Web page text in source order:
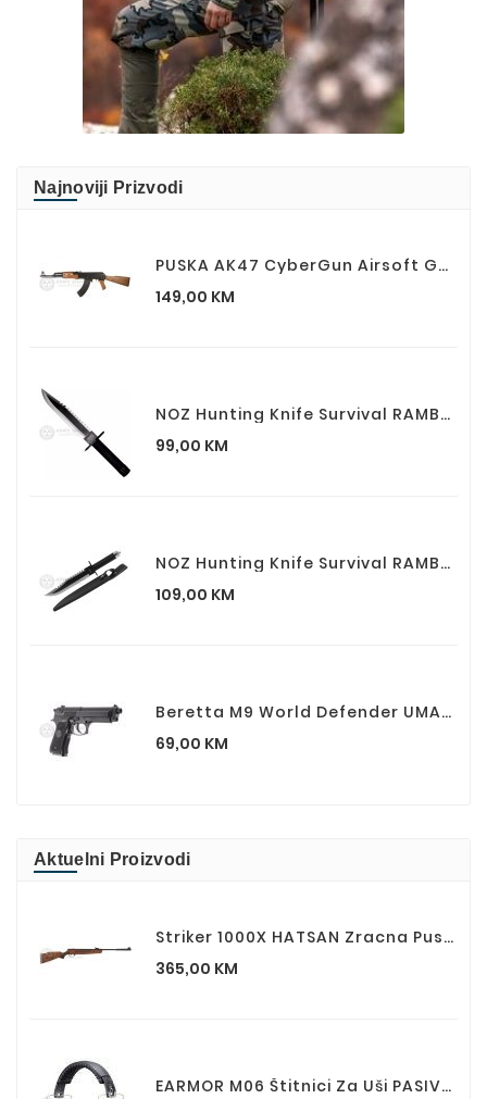
Najnoviji Prizvodi
PUSKA AK47 CyberGun Airsoft Gun AK 47 Kalashnikov
149,00 KMCijena
NOZ Hunting Knife Survival RAMBO I First Blood Part I
99,00 KMCijena
NOZ Hunting Knife Survival RAMBO II First Blood Part II
109,00 KMCijena
Beretta M9 World Defender UMAREX Airsoft Spring Pistolj
69,00 KMCijena
Aktuelni Proizvodi
Striker 1000X HATSAN Zracna Puska 5.5mm 245m/s 800fps
365,00 KMCijena
EARMOR M06 Štitnici Za Uši PASIVNI NRR24